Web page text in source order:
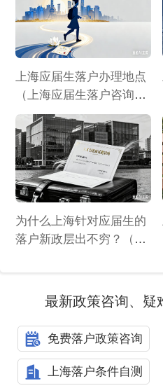
上海应届生落户办理地点
（上海应届生落户咨询哪
个部门）
为什么上海针对应届生的
落户新政层出不穷？（上
最新政策咨询、疑
免费落户政策咨询
上海落户条件自测